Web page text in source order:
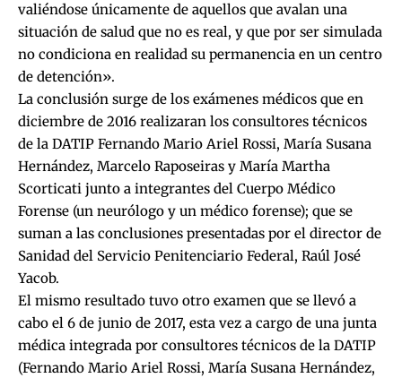
valiéndose únicamente de aquellos que avalan una
situación de salud que no es real, y que por ser simulada
no condiciona en realidad su permanencia en un centro
de detención».
La conclusión surge de los exámenes médicos que en
diciembre de 2016 realizaran los consultores técnicos
de la DATIP Fernando Mario Ariel Rossi, María Susana
Hernández, Marcelo Raposeiras y María Martha
Scorticati junto a integrantes del Cuerpo Médico
Forense (un neurólogo y un médico forense); que se
suman a las conclusiones presentadas por el director de
Sanidad del Servicio Penitenciario Federal, Raúl José
Yacob.
El mismo resultado tuvo otro examen que se llevó a
cabo el 6 de junio de 2017, esta vez a cargo de una junta
médica integrada por consultores técnicos de la DATIP
(Fernando Mario Ariel Rossi, María Susana Hernández,